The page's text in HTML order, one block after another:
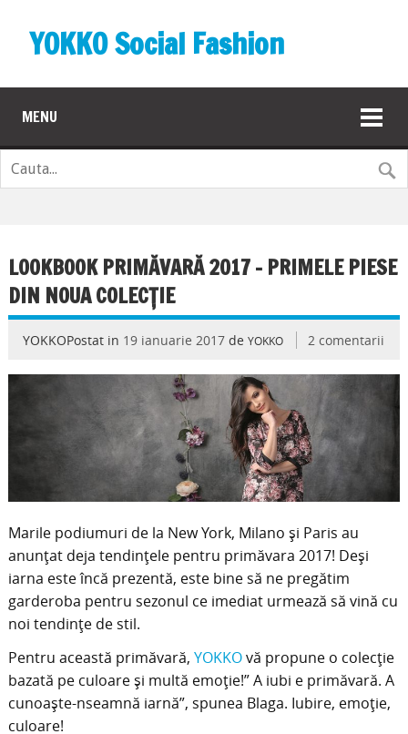
YOKKO Social Fashion
MENU
LOOKBOOK PRIMĂVARĂ 2017 – PRIMELE PIESE
DIN NOUA COLECȚIE
YOKKOPostat in 19 ianuarie 2017de YOKKO 2 comentarii
Marile podiumuri de la New York, Milano și Paris au
anunțat deja tendințele pentru primăvara 2017! Deși
iarna este încă prezentă, este bine să ne pregătim
garderoba pentru sezonul ce imediat urmează să vină cu
noi tendințe de stil.
Pentru această primăvară, YOKKOvă propune o colecție
bazată pe culoare și multă emoție!” A iubi e primăvară. A
cunoaște-nseamnă iarnă”, spunea Blaga. Iubire, emoție,
culoare!